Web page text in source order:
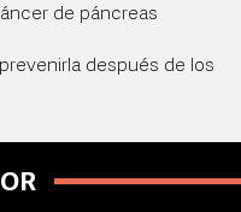
de páncreas
después de los